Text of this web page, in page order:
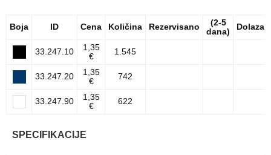
Boja ID Cena Količina Rezervisano
(2-5
dana)
Dolazak
33.247.10
1,35
€
1.545
33.247.20
1,35
€
742
33.247.90
1,35
€
622
SPECIFIKACIJE